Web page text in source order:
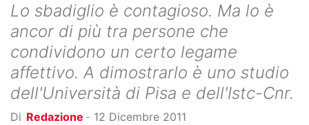
Lo sbadiglio è contagioso. Ma lo è
ancor di più tra persone che
condividono un certo legame
affettivo. A dimostrarlo è uno studio
dell'Università di Pisa e dell'Istc-Cnr.
Di Redazione - 12 Dicembre 2011